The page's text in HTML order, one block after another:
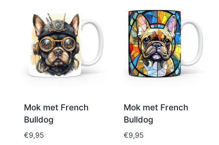
Mok met French
Bulldog
€9,95
Mok met French
Bulldog
€9,95